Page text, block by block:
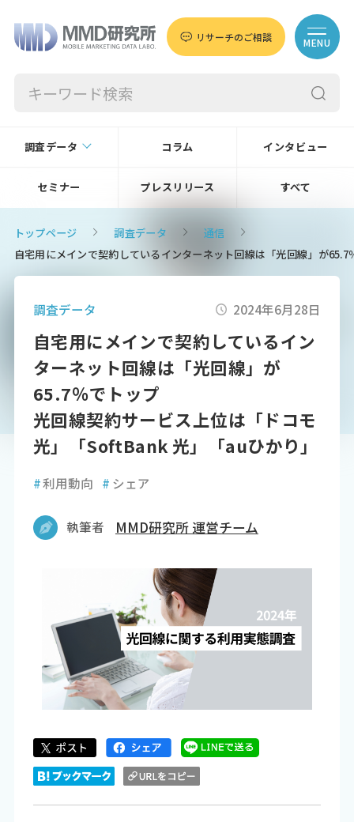
リサーチのご相談 MENU
調査データ コラム インタビュー
セミナー プレスリリース すべて
トップページ 調査データ
通信
自宅用にメインで契約しているインターネット回線は「光回線」が
調査データ 2024年6月28日
自宅用にメインで契約しているイン
ターネット回線は「光回線」が
65.7％でトップ
光回線契約サービス上位は「ドコモ
光」「SoftBank 光」「auひかり」
#利用動向 # シェア
執筆者 MMD研究所 運営チーム